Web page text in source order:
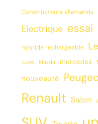
Constructeurs allemands
Electrique essai
hybride rechargeable
Luxe Mazda mercedes
nouveauté
Renault Salon